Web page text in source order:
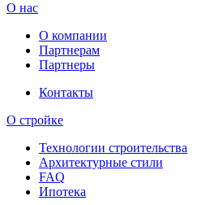
О нас
О компании
Партнерам
Партнеры
Контакты
О стройке
Технологии строительства
Архитектурные стили
FAQ
Ипотека